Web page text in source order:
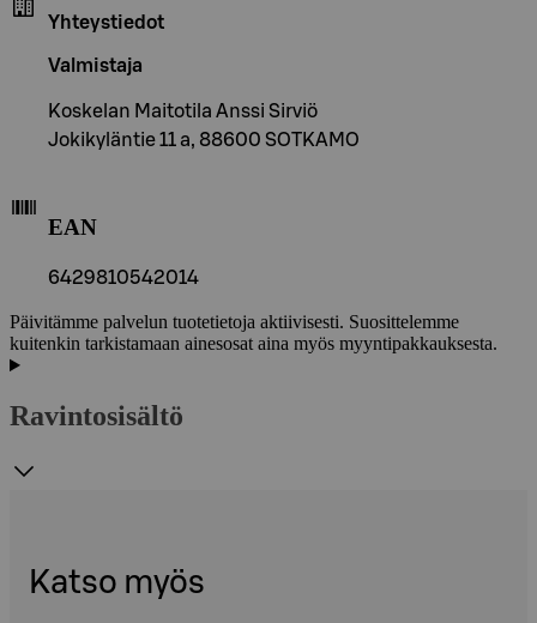
Yhteystiedot
Valmistaja
Koskelan Maitotila Anssi Sirviö
Jokikyläntie 11 a, 88600 SOTKAMO
EAN
6429810542014
Päivitämme palvelun tuotetietoja aktiivisesti. Suosittelemme
kuitenkin tarkistamaan ainesosat aina myös myyntipakkauksesta.
Ravintosisältö
Katso myös